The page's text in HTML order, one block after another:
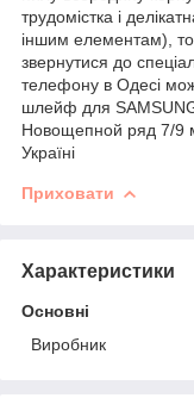
трудомістка і
іншим елементам),
звернутися до
телефону в Одесі
шлейф для
Новощепной ряд 7/9
Україні
Приховати
Характеристики
Основні
Виробник